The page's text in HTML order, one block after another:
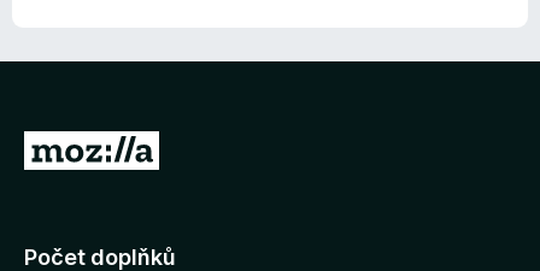
P
j
Počet doplňků